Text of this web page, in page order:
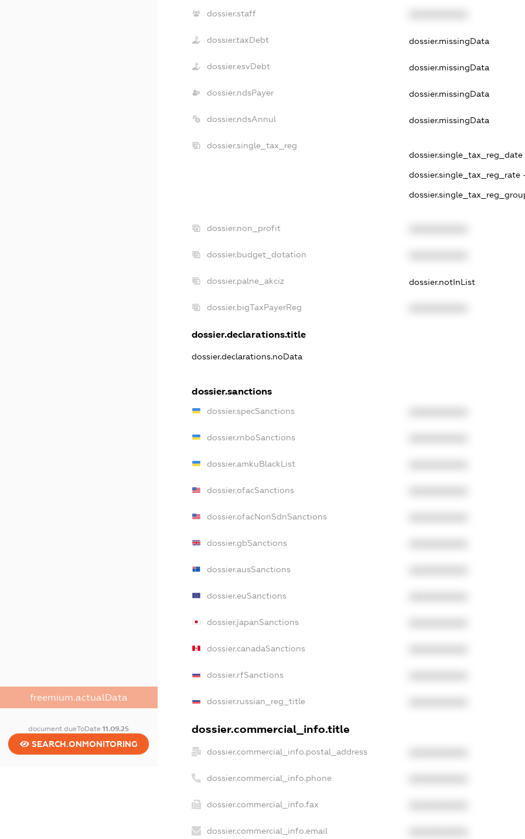
freemium.actualData
document.dueToDate11.09.25
SEARCH.ONMONITORING
dossier.staff
dossier.taxDebt dossier.missingData
dossier.esvDebt dossier.missingData
dossier.ndsPayer dossier.missingData
dossier.ndsAnnul dossier.missingData
dossier.single_tax_reg
dossier.single_tax_reg_date -
dossier.single_tax_reg_rate
dossier.non_profit
dossier.budget_dotation
dossier.palne_akciz dossier.notInList
dossier.bigTaxPayerReg
dossier.declarations.title
dossier.declarations.noData
dossier.sanctions
dossier.specSanctions
dossier.rnboSanctions
dossier.amkuBlackList
dossier.ofacSanctions
dossier.ofacNonSdnSanctions
dossier.gbSanctions
dossier.ausSanctions
dossier.euSanctions
dossier.japanSanctions
dossier.canadaSanctions
dossier.rfSanctions
dossier.russian_reg_title
dossier.commercial_info.title
dossier.commercial_info.postal_address
dossier.commercial_info.phone
dossier.commercial_info.fax
dossier.commercial_info.email